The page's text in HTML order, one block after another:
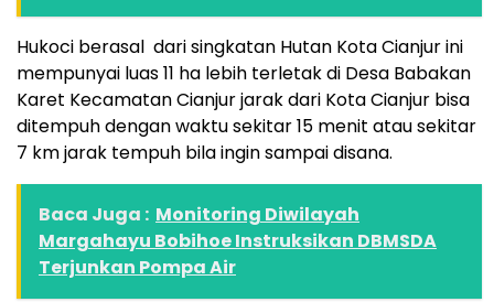
Hukoci berasal dari singkatan Hutan Kota Cianjur ini
mempunyai luas 11 ha lebih terletak di Desa Babakan
Karet Kecamatan Cianjur jarak dari Kota Cianjur bisa
ditempuh dengan waktu sekitar 15 menit atau sekitar
7 km jarak tempuh bila ingin sampai disana.
Baca Juga : Monitoring Diwilayah
Margahayu Bobihoe Instruksikan DBMSDA
Terjunkan Pompa Air